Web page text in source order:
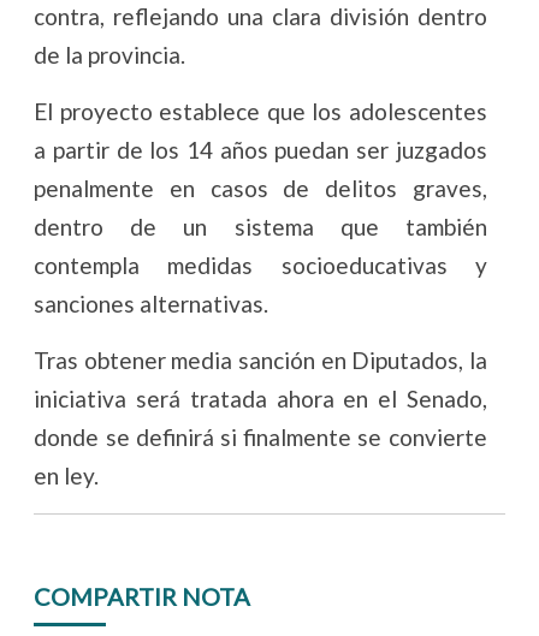
contra, reflejando una clara división dentro
de la provincia.
El proyecto establece que los adolescentes
a partir de los 14 años puedan ser juzgados
penalmente en casos de delitos graves,
dentro de un sistema que también
contempla medidas socioeducativas y
sanciones alternativas.
Tras obtener media sanción en Diputados, la
iniciativa será tratada ahora en el Senado,
donde se definirá si finalmente se convierte
en ley.
COMPARTIR NOTA